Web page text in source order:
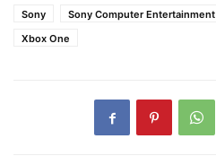
Sony
Sony Computer Entertainment
Xbox One